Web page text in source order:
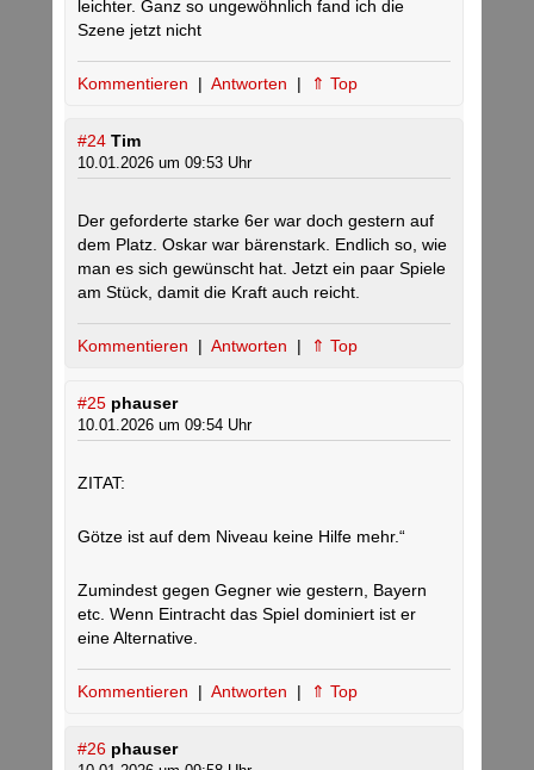
leichter. Ganz so ungewöhnlich fand ich die
Szene jetzt nicht
Kommentieren | Antworten | ⇑ Top
#24 Tim
10.01.2026 um 09:53 Uhr
Der geforderte starke 6er war doch gestern auf
dem Platz. Oskar war bärenstark. Endlich so, wie
man es sich gewünscht hat. Jetzt ein paar Spiele
am Stück, damit die Kraft auch reicht.
Kommentieren | Antworten | ⇑ Top
#25 phauser
10.01.2026 um 09:54 Uhr
ZITAT:
Götze ist auf dem Niveau keine Hilfe mehr.“
Zumindest gegen Gegner wie gestern, Bayern
etc. Wenn Eintracht das Spiel dominiert ist er
eine Alternative.
Kommentieren | Antworten | ⇑ Top
#26 phauser